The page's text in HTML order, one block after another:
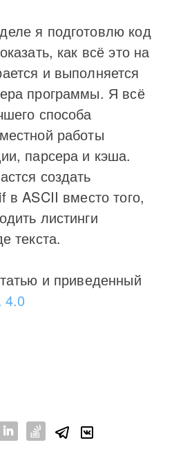
я подготовлю код
как всё это на
и выполняется
программы. Я всё
способа
работы
парсера и кэша.
создать
ASCII вместо того,
листинги
текста.
и приведенный
4.0